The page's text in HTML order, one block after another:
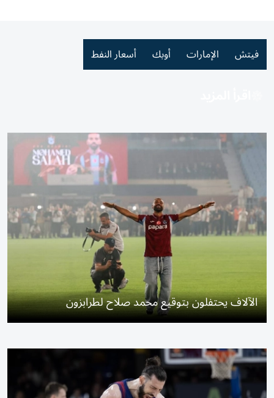
فيتش الإمارات أوبك أسعار النفط
الآلاف يحتفلون بتوقيع محمد صلاح لطرابزون